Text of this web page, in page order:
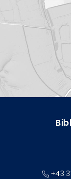
+43